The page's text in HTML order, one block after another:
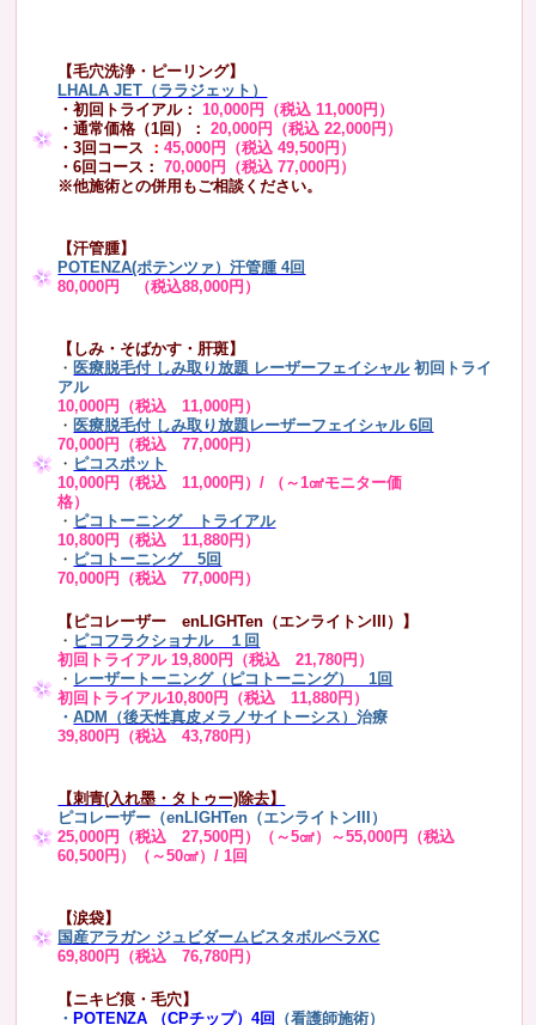
【毛穴洗浄・ピーリング】
LHALA JET（ララジェット）
・初回トライアル： 10,000円（税込 11,000円）
・通常価格（1回）：
20,000円（税込 22,000円）
・3回コース ：45,000円（税込 49,500円）
・6回コース：
70,000円（税込 77,000円）
※他施術との併用もご相談ください。
【汗管腫】
POTENZA(ポテンツァ）汗管腫 4回
80,000円 （税込88,000円）
【しみ・そばかす・肝斑】
・ 医療脱毛付 しみ取り放題 レーザーフェイシャル 初回トライ
アル
10,000円（税込 11,000円）
・ 医療脱毛付 しみ取り放題レーザーフェイシャル 6回
70,000円（税込 77,000円）
・ ピコスポット
10,000円（税込 11,000円）/ （～1㎠モニター価
格）
・ ピコトーニング トライアル
10,800円（税込 11,880円）
・ ピコトーニング 5回
70,000円（税込 77,000円）
【ピコレーザー enLIGHTen（エンライトンIII）】
・ ピコフラクショナル １回
初回トライアル 19,800円（税込 21,780円）
・ レーザートーニング（ピコトーニング） 1回
初回トライアル10,800円（税込 11,880円）
・ADM（後天性真皮メラノサイトーシス）治療
39,800円（税込 43,780円）
【刺青(入れ墨・タトゥー)除去】
ピコレーザー（enLIGHTen（エンライトンIII）
25,000円（税込 27,500円）（～5㎠）～55,000円（税込
60,500円）（～50㎠）/ 1回
【涙袋】
国産アラガン ジュビダームビスタボルベラXC
69,800円（税込 76,780円）
【ニキビ痕・毛穴】
・ POTENZA （CPチップ）4回 （看護師施術）